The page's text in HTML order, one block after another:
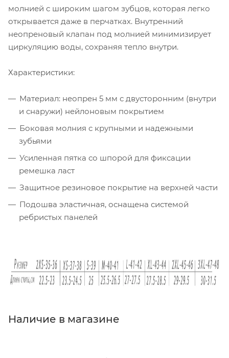
молнией с широким шагом зубцов, которая легко
открывается даже в перчатках. Внутренний
неопреновый клапан под молнией минимизирует
циркуляцию воды, сохраняя тепло внутри.
Характеристики:
Материал: неопрен 5 мм с двусторонним (внутри
и снаружи) нейлоновым покрытием
Боковая молния с крупными и надежными
зубьями
Усиленная пятка со шпорой для фиксации
ремешка ласт
Защитное резиновое покрытие на верхней части
Подошва эластичная, оснащена системой
ребристых панелей
Наличие в магазине